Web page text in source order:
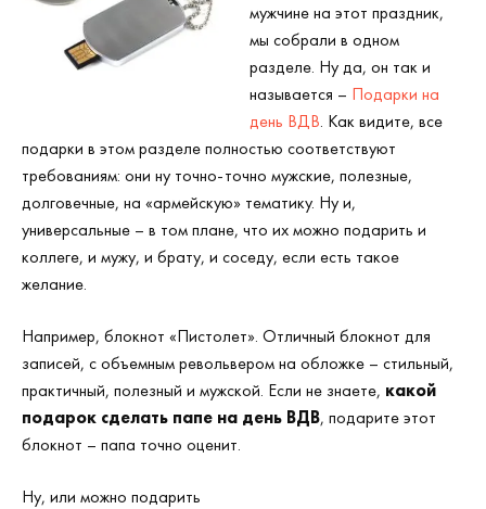
мужчине на этот праздник,
мы собрали в одном
разделе. Ну да, он так и
называется – Подарки на
день ВДВ. Как видите, все
подарки в этом разделе полностью соответствуют
требованиям: они ну точно-точно мужские, полезные,
долговечные, на «армейскую» тематику. Ну и,
универсальные – в том плане, что их можно подарить и
коллеге, и мужу, и брату, и соседу, если есть такое
желание.
Например, блокнот «Пистолет». Отличный блокнот для
записей, с объемным револьвером на обложке – стильный,
практичный, полезный и мужской. Если не знаете, какой
подарок сделать папе на день ВДВ, подарите этот
блокнот – папа точно оценит.
Ну, или можно подарить